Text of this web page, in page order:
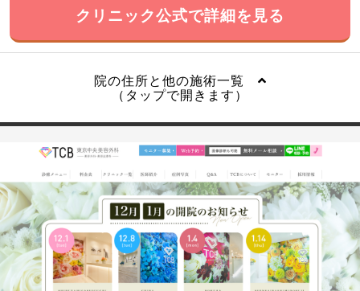
クリニック公式で詳細を見る
院の住所と他の施術一覧
（タップで開きます）